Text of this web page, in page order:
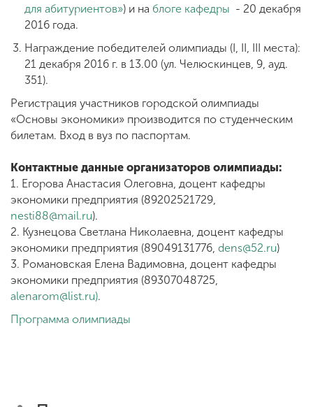
для абитуриентов») и на блоге кафедры - 20 декабря
2016 года.
Награждение победителей олимпиады (I, II, III места):
21 декабря 2016 г. в 13.00 (ул. Челюскинцев, 9, ауд.
351).
Регистрация участников городской олимпиады
«Основы экономики» производится по студенческим
билетам. Вход в вуз по паспортам.
Контактные данные организаторов олимпиады:
1. Егорова Анастасия Олеговна, доцент кафедры
экономики предприятия (89202521729,
nesti88@mail.ru).
2. Кузнецова Светлана Николаевна, доцент кафедры
экономики предприятия (89049131776, dens@52.ru)
3. Романовская Елена Вадимовна, доцент кафедры
экономики предприятия (89307048725,
alenarom@list.ru).
Программа олимпиады